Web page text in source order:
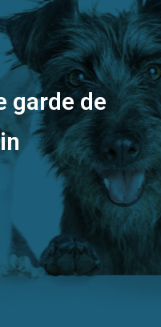
garde de